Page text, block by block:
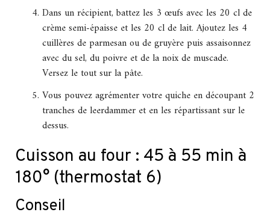
Dans un récipient, battez les 3 œufs avec les 20 cl de
crème semi-épaisse et les 20 cl de lait. Ajoutez les 4
cuillères de parmesan ou de gruyère puis assaisonnez
avec du sel, du poivre et de la noix de muscade.
Versez le tout sur la pâte.
Vous pouvez agrémenter votre quiche en découpant 2
tranches de leerdammer et en les répartissant sur le
dessus.
Cuisson au four : 45 à 55 min à
180° (thermostat 6)
Conseil